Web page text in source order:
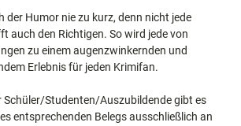
der Humor nie zu kurz, denn nicht jede
auch den Richtigen. So wird jede von
zu einem augenzwinkernden und
Erlebnis für jeden Krimifan.
Schüler/Studenten/Auszubildende gibt es
entsprechenden Belegs ausschließlich an